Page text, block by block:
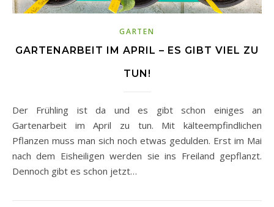
GARTEN
GARTENARBEIT IM APRIL – ES GIBT VIEL ZU
TUN!
Der Frühling ist da und es gibt schon einiges an
Gartenarbeit im April zu tun. Mit kälteempfindlichen
Pflanzen muss man sich noch etwas gedulden. Erst im Mai
nach dem Eisheiligen werden sie ins Freiland gepflanzt.
Dennoch gibt es schon jetzt…